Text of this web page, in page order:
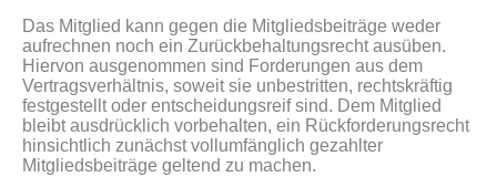
Das Mitglied kann gegen die Mitgliedsbeiträge weder
aufrechnen noch ein Zurückbehaltungsrecht ausüben.
Hiervon ausgenommen sind Forderungen aus dem
Vertragsverhältnis, soweit sie unbestritten, rechtskräftig
festgestellt oder entscheidungsreif sind. Dem Mitglied
bleibt ausdrücklich vorbehalten, ein Rückforderungsrecht
hinsichtlich zunächst vollumfänglich gezahlter
Mitgliedsbeiträge geltend zu machen.